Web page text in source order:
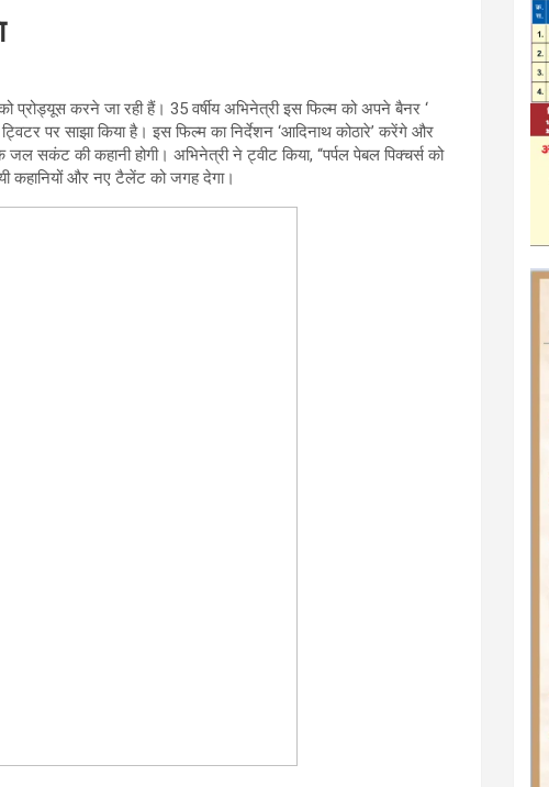
को प्रोड्यूस करने जा रही हैं। 35 वर्षीय अभिनेत्री इस फिल्म को अपने बैनर ‘
पर साझा किया है। इस फिल्म का निर्देशन ‘आदिनाथ कोठारे’ करेंगे और
सकंट की कहानी होगी। अभिनेत्री ने ट्वीट किया, “पर्पल पेबल पिक्चर्स को
कहानियों और नए टैलेंट को जगह देगा।